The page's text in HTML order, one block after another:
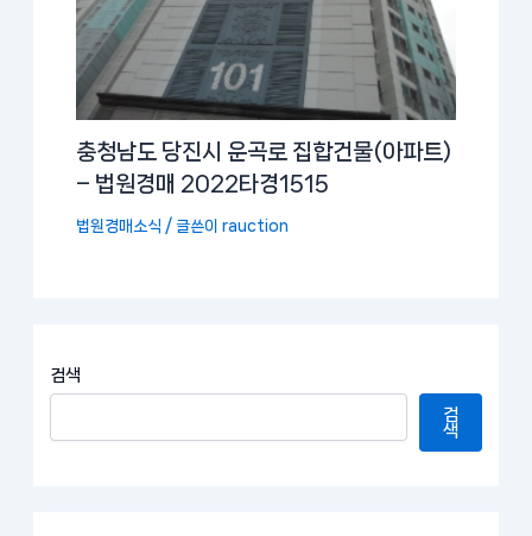
검색
검
색
충청남도 당진시 운곡로 집합건물(아파트)
– 법원경매 2022타경1515
법원경매소식 / 글쓴이rauction